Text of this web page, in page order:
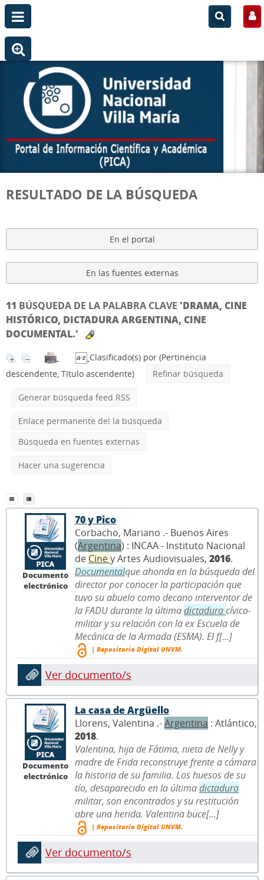
RESULTADO DE LA BÚSQUEDA
En el portal
En las fuentes externas
11 BÚSQUEDA DE LA PALABRA CLAVE 'DRAMA, CINE
HISTÓRICO, DICTADURA ARGENTINA, CINE
DOCUMENTAL.'
Clasificado(s) por (Pertinencia
descendente, Título ascendente)
Refinar búsqueda
Generar búsqueda feed RSS
Enlace permanente del la búsqueda
Búsqueda en fuentes externas
Hacer una sugerencia
Documento
electrónico
70 y Pico
Corbacho, Mariano .- Buenos Aires
(Argentina) : INCAA - Instituto Nacional
de Ciney Artes Audiovisuales, 2016.
Documentalque ahonda en la búsqueda del
director por conocer la participación que
tuvo su abuelo como decano interventor de
la FADU durante la últimadictaduracívico-
militar y su relación con la ex Escuela de
Mecánica de la Armada (ESMA). El f[...]
| Repositorio Digital UNVM.
Ver documento/s
Documento
electrónico
La casa de Argüello
Llorens, Valentina .-Argentina : Atlántico,
2018.
Valentina, hija de Fátima, nieta de Nelly y
madre de Frida reconstruye frente a cámara
la historia de su familia. Los huesos de su
tío, desaparecido en la últimadictadura
militar, son encontrados y su restitución
abre una herida. Valentina buce[...]
| Repositorio Digital UNVM.
Ver documento/s